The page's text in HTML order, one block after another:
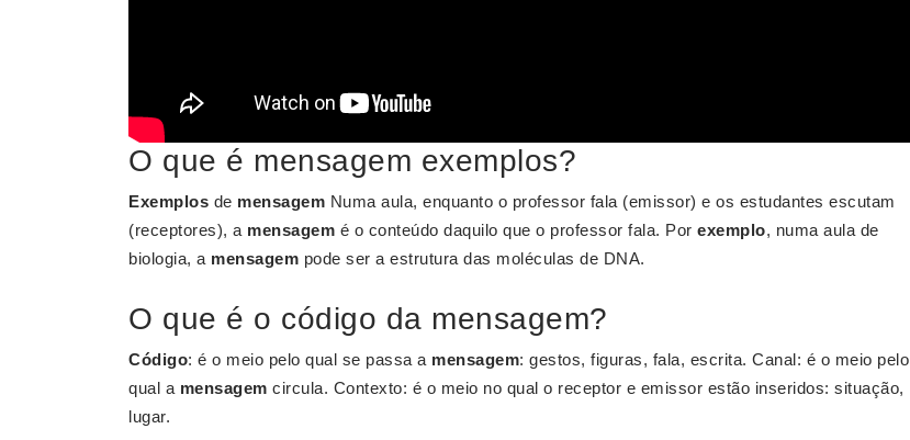
O que é mensagem exemplos?
Exemplos de mensagem Numa aula, enquanto o professor fala (emissor) e os estudantes escutam
(receptores), a mensagem é o conteúdo daquilo que o professor fala. Por exemplo, numa aula de
biologia, a mensagem pode ser a estrutura das moléculas de DNA.
O que é o código da mensagem?
Código: é o meio pelo qual se passa a mensagem: gestos, figuras, fala, escrita. Canal: é o meio pelo
qual a mensagem circula. Contexto: é o meio no qual o receptor e emissor estão inseridos: situação,
lugar.